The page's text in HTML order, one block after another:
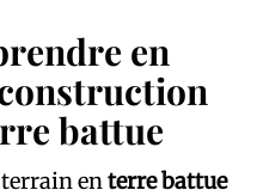
en
battue
enterre battue